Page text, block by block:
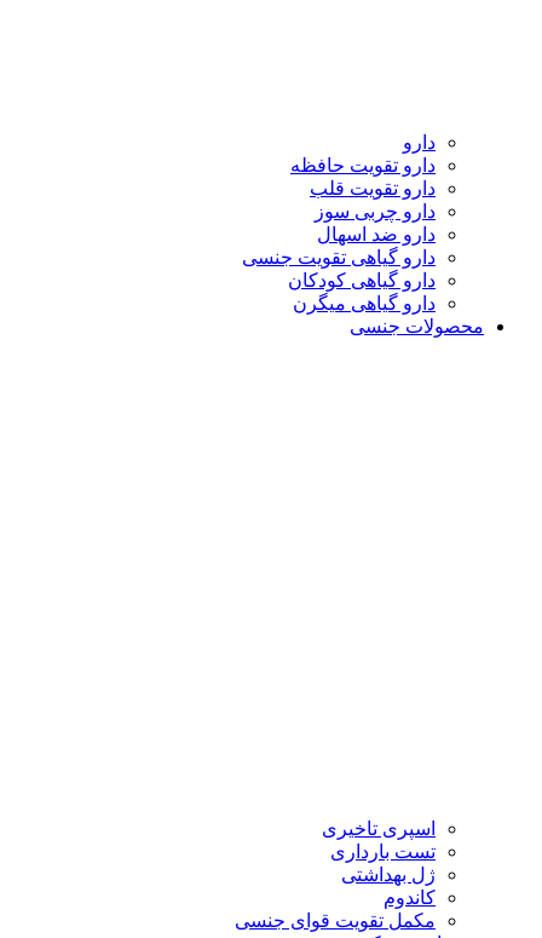
دارو
دارو تقویت حافظه
دارو تقویت قلب
دارو چربی سوز
دارو ضد اسهال
دارو گیاهی تقویت جنسی
دارو گیاهی کودکان
دارو گیاهی میگرن
محصولات جنسی
اسپری تاخیری
تست بارداری
ژل بهداشتی
کاندوم
مکمل تقویت قوای جنسی